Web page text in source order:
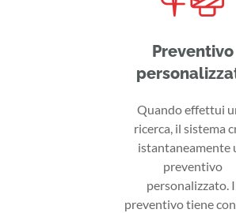
Preventivo
Quando effettui
ricerca, il sistema
istantaneamente
preventivo
personalizzato.
preventivo tiene